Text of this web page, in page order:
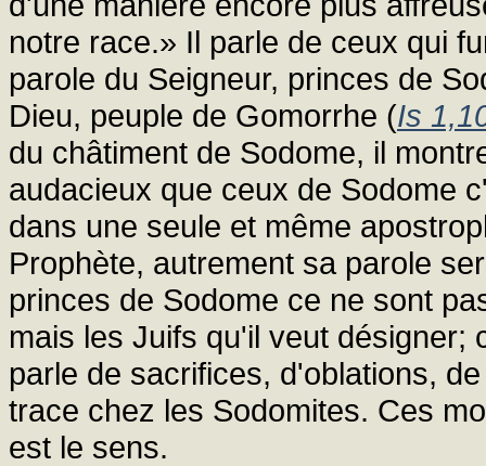
notre race.» Il parle de ceux qui
parole du Seigneur, princes de
Dieu, peuple de Gomorrhe (Is
du châtiment de Sodome, il
audacieux que ceux de Sodome
dans une seule et même
Prophète, autrement sa parole
princes de Sodome ce ne sont
mais les Juifs qu'il veut désigner;
parle de sacrifices, d'oblations,
trace chez les Sodomites. Ces
est le sens.